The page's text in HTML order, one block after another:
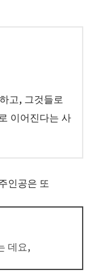
고, 그것들로
이어진다는 사
인공은 또
데요,